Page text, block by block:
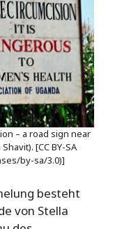
– a road sign near
[CC BY-SA
by-sa/3.0)]
besteht
von Stella